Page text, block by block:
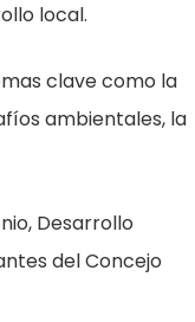
local.
clave como la
ambientales, la
Desarrollo
del Concejo